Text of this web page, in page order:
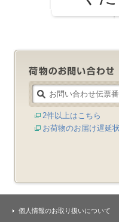
2件以上はこちら
お荷物のお届け遅延
個人情報のお取り扱いについて